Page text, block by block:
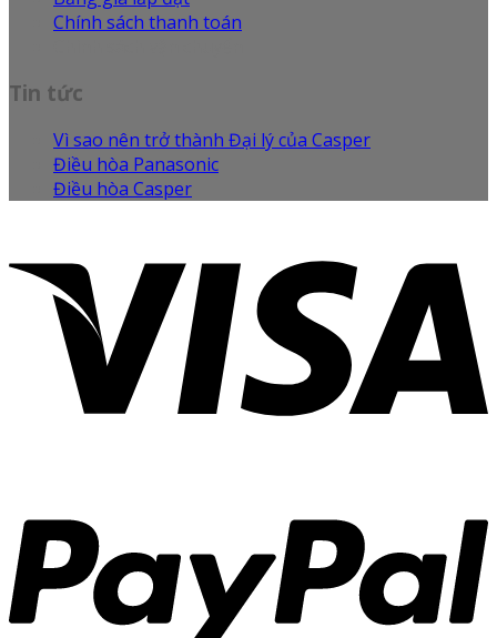
Chính sách thanh toán
Tin tức
Vì sao nên trở thành Đại lý của Casper
Điều hòa Panasonic
Điều hòa Casper